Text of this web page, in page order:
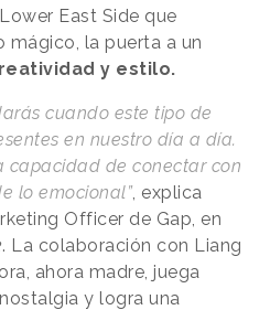
Lower East Side que
mágico, la puerta a un
y estilo.
cuando este tipo de
en nuestro día a día.
capacidad de conectar con
lo emocional” , explica
Officer de Gap, en
. La colaboración con Liang
ahora madre, juega
y logra una